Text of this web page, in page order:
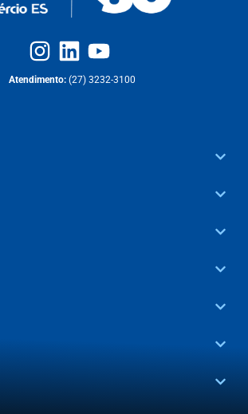
Atendimento: (27) 3232-3100